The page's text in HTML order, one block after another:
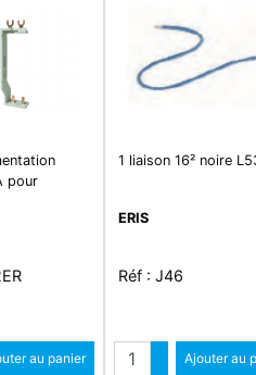
pour
quantité
quantité
au panier
1 liaison 16² noire
ERIS
Réf : J46
QuantitéAugmenter
Diminuer
Ajouter au